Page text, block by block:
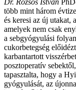
Dr. Rozsos István
több mint három
és keresi az új utakat,
amelyek nem csak
a sebgyógyulási
cukorbetegség
karbantartott
posztoperatív
tapasztalta, hogy a
gyógyulását, az